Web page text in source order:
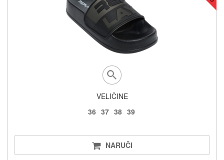
VELIČINE
36 37 38 39
NARUČI